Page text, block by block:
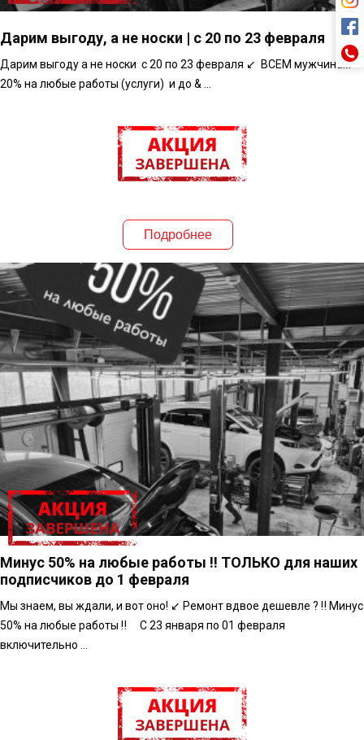
Дарим выгоду, а не носки | с 20 по 23 февраля
Дарим выгоду а не носки с 20 по 23 февраля ↙️ ВСЕМ мужчинам –
20% на любые работы (услуги) и до & ...
Подробнее
АКЦИЯ
Минус 50% на любые работы ‼️ ТОЛЬКО для наших
подписчиков до 1 февраля
Мы знаем, вы ждали, и вот оно! ↙️ Ремонт вдвое дешевле ? ‼️ Минус
50% на любые работы ‼️ ⠀ С 23 января по 01 февраля
включительно ...